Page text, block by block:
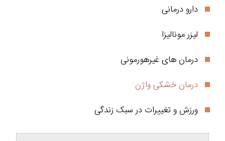
دارو درمانی
لیزر مونالیزا
درمان‌ های غیرهورمونی
درمان خشکی واژن
ورزش و تغییرات در سبک زندگی